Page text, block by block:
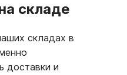
складе
складах в
доставки и